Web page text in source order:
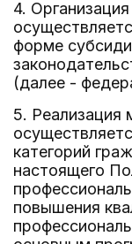
4.
форме
(далее -
5. Реализация
категорий
настоящего
повышения